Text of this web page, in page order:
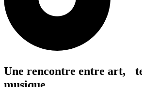
Une rencontre entre art,
musique